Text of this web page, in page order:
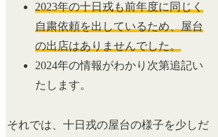
2023年の十日戎も前年度に同じく
自粛依頼を出しているため、屋台
の出店はありませんでした。
2024年の情報がわかり次第追記い
たします。
それでは、十日戎の屋台の様子を少しだ